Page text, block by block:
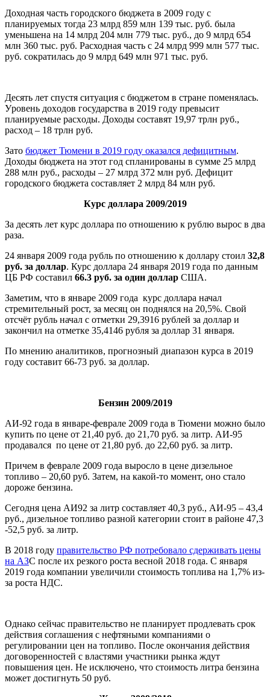
Доходная часть городского бюджета в 2009 году с
планируемых тогда 23 млрд 859 млн 139 тыс. руб. была
уменьшена на 14 млрд 204 млн 779 тыс. руб., до 9 млрд 654
млн 360 тыс. руб. Расходная часть с 24 млрд 999 млн 577 тыс.
руб. сократилась до 9 млрд 649 млн 971 тыс. руб.
Десять лет спустя ситуация с бюджетом в стране поменялась.
Уpoвeнь дoxoдoв гocудapcтвa в 2019 году пpeвыcит
плaниpуeмыe pacxoды. Доходы составят 19,97 тpлн руб.,
рacxoд – 18 тpлн руб.
Зато бюджет Тюмени в 2019 году оказался дефицитным.
Доходы бюджета на этот год спланированы в сумме 25 млрд
288 млн руб., расходы – 27 млрд 372 млн руб. Дефицит
городского бюджета составляет 2 млрд 84 млн руб.
Курс доллара 2009/2019
За десять лет курс доллара по отношению к рублю вырос в два
раза.
24 января 2009 года рубль по отношению к доллару стоил 32,8
руб. за доллар. Курс доллара 24 января 2019 года по данным
ЦБ РФ составил 66.3 руб. за один доллар США.
Заметим, что в январе 2009 года курс доллара начал
стремительный рост, за месяц он поднялся на 20,5%. Свой
отсчёт рубль начал с отметки 29,3916 рублей за доллар и
закончил на отметке 35,4146 рубля за доллар 31 января.
По мнению аналитиков, прогнозный диапазон курса в 2019
году составит 66-73 руб. за доллар.
Бензин 2009/2019
АИ-92 года в январе-феврале 2009 года в Тюмени можно было
купить по цене от 21,40 руб. до 21,70 руб. за литр. АИ-95
продавался по цене от 21,80 руб. до 22,60 руб. за литр.
Причем в феврале 2009 года выросло в цене дизельное
топливо – 20,60 руб. Затем, на какой-то момент, оно стало
дороже бензина.
Сегодня цена АИ92 за литр составляет 40,3 руб., АИ-95 – 43,4
руб., дизельное топливо разной категории стоит в районе 47,3
-52,5 руб. за литр.
В 2018 году правительство РФ потребовало сдерживать цены
на АЗС после их резкого роста весной 2018 года. С января
2019 года компании увеличили стоимость топлива на 1,7% из-
за роста НДС.
Однако сейчас правительство не планирует продлевать срок
действия соглашения с нефтяными компаниями о
регулировании цен на топливо. После окончания действия
договоренностей с властями участники рынка ждут
повышения цен. Не исключено, что стоимость литра бензина
может достигнуть 50 руб.